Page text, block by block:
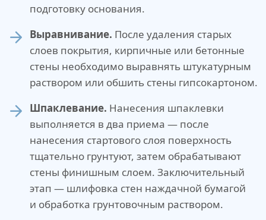
подготовку основания.
Выравнивание. После удаления старых
слоев покрытия, кирпичные или бетонные
стены необходимо выравнять штукатурным
раствором или обшить стены гипсокартоном.
Шпаклевание. Нанесения шпаклевки
выполняется в два приема — после
нанесения стартового слоя поверхность
тщательно грунтуют, затем обрабатывают
стены финишным слоем. Заключительный
этап — шлифовка стен наждачной бумагой
и обработка грунтовочным раствором.